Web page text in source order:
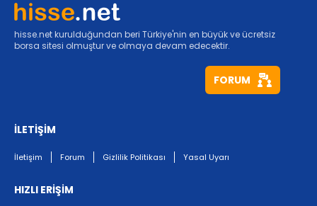
hisse.net kurulduğundan beri Türkiye'nin en büyük ve ücretsiz
borsa sitesi olmuştur ve olmaya devam edecektir.
FORUM
İLETİŞİM
İletişim Forum Gizlilik Politikası Yasal Uyarı
HIZLI ERİŞİM